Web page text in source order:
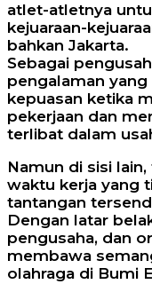
atlet-atletnya
kejuaraan-
bahkan Jakarta.
Sebagai
pengalaman
kepuasan ketika
pekerjaan dan
terlibat dalam
Namun di sisi
waktu kerja yang
tantangan
Dengan latar
pengusaha, dan
membawa
olahraga di Bumi